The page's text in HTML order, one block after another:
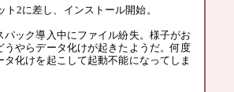
ト2に差し、インストール開始。
ック導入中にファイル紛失。様子がお
やらデータ化けが起きたようだ。何度
化けを起こして起動不能になってしま